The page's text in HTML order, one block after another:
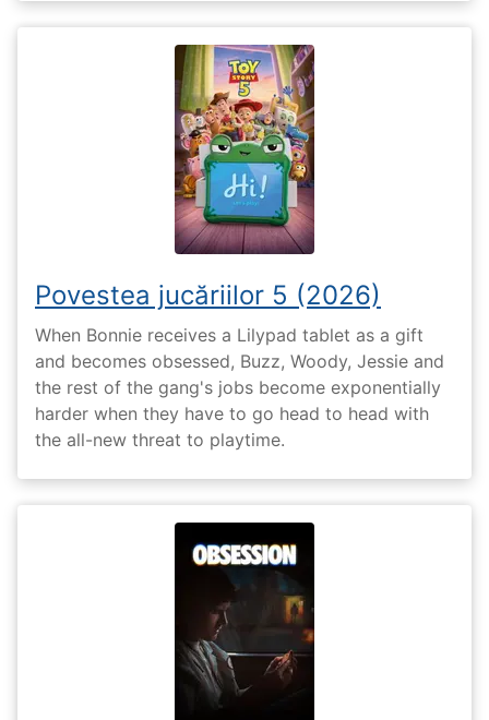
Povestea jucăriilor 5 (2026)
When Bonnie receives a Lilypad tablet as a gift
and becomes obsessed, Buzz, Woody, Jessie and
the rest of the gang's jobs become exponentially
harder when they have to go head to head with
the all-new threat to playtime.